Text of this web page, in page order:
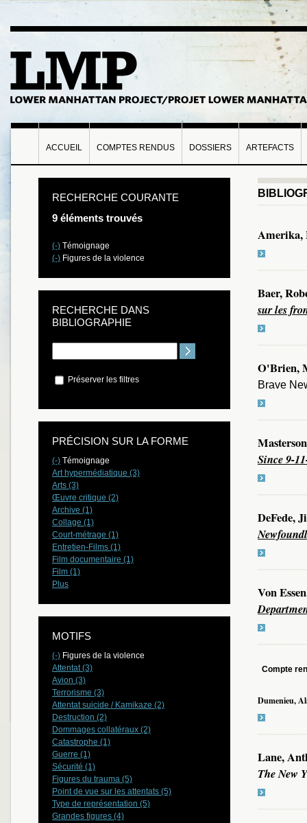
ACCUEIL COMPTES RENDUS DOSSIERS ARTEFACTS
Baer,
sur les
O'Brien,
Brave
Since 9-
DeFede,
Von
Compte
Dumenieu,
Lane,
The New
RECHERCHE COURANTE
9 éléments trouvés
(-) Témoignage
(-) Figures de la violence
RECHERCHE DANS
BIBLIOGRAPHIE
Préserver les filtres
PRÉCISION SUR LA FORME
(-) Témoignage
Art hypermédiatique (3)
Arts (3)
Œuvre critique (2)
Archive (1)
Collage (1)
Court-métrage (1)
Entretien-Films (1)
Film documentaire (1)
Film (1)
Plus
MOTIFS
(-) Figures de la violence
Attentat (3)
Avion (3)
Terrorisme (3)
Attentat suicide / Kamikaze (2)
Destruction (2)
Dommages collatéraux (2)
Catastrophe (1)
Guerre (1)
Sécurité (1)
Figures du trauma (5)
Point de vue sur les attentats (5)
Type de représentation (5)
Grandes figures (4)